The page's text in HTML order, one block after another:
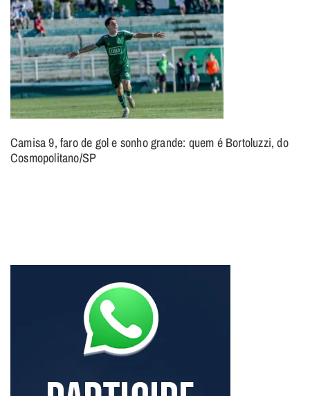
Camisa 9, faro de gol e sonho grande: quem é Bortoluzzi, do
Cosmopolitano/SP